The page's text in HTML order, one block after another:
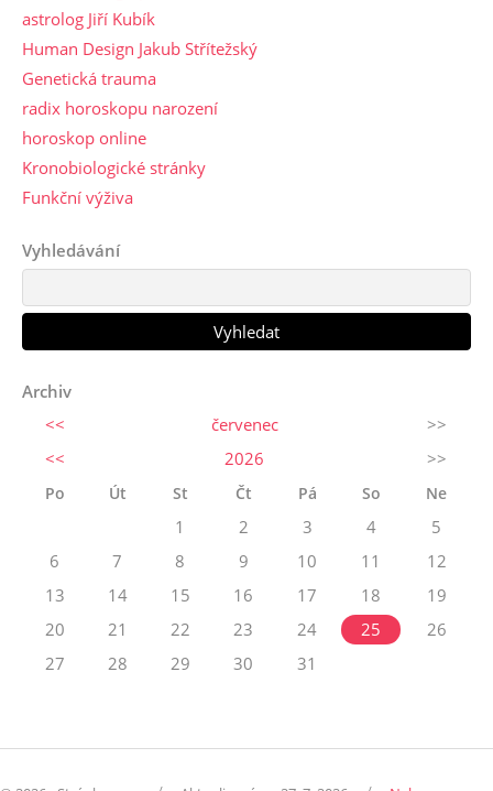
astrolog Jiří Kubík
Human Design Jakub Střítežský
Genetická trauma
radix horoskopu narození
horoskop online
Kronobiologické stránky
Funkční výživa
Vyhledávání
Archiv
<<
červenec
>>
<<
2026 >>
Po Út St Čt Pá So Ne
1 2 3 4
5
6
7 8 9 10 11
12
13
14 15 16 17 18
19
20
21 22 23 24 25
26
27
28 29 30 31